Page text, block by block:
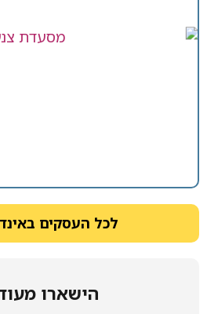
לכל העסקים
הישארו